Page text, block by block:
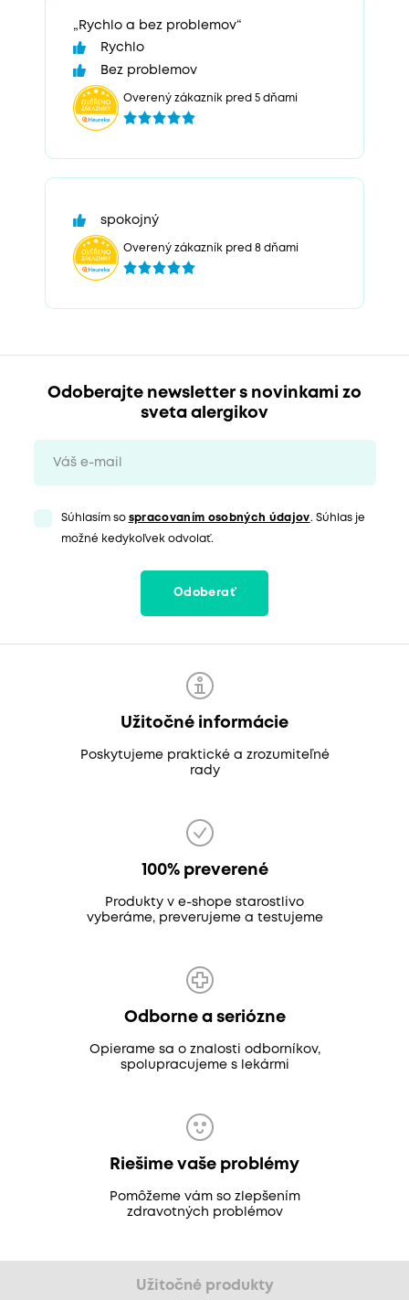
„Rychlo a bez problemov“
Rychlo
Bez problemov
Overený zákazník pred 5 dňami
spokojný
Overený zákazník pred 8 dňami
Odoberajte newsletter s novinkami zo
sveta alergikov
Súhlasím so spracovaním osobných údajov. Súhlas je
možné kedykoľvek odvolať.
Odoberať
Užitočné informácie
Poskytujeme praktické a zrozumiteľné
rady
100% preverené
Produkty v e-shope starostlivo
vyberáme, preverujeme a testujeme
Odborne a seriózne
Opierame sa o znalosti odborníkov,
spolupracujeme s lekármi
Riešime vaše problémy
Pomôžeme vám so zlepšením
zdravotných problémov
Užitočné produkty